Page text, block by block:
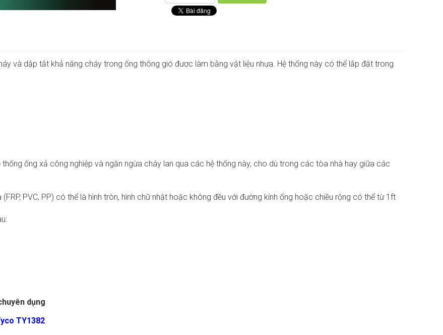
và dập tắt khả năng cháy trong ống thông gió được làm bằng vật liệu nhựa. Hệ thống này có thể lắp đặt trong
ống xả công nghiệp và ngăn ngừa cháy lan qua các hệ thống này, cho dù trong các tòa nhà hay giữa các
PVC, PP) có thể là hình tròn, hình chữ nhật hoặc không đều với đường kính ống hoặc chiều rộng có thể từ 1ft
dụng
TY1382